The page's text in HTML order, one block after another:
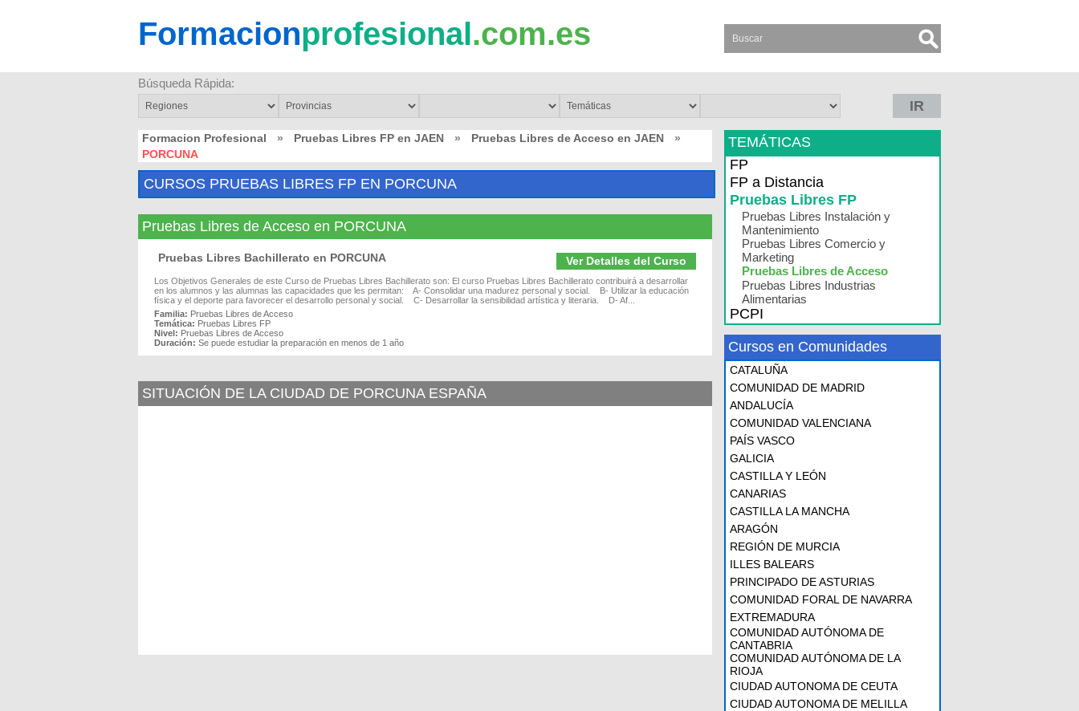
Formacionprofesional.com.es
Búsqueda Rápida:
IR
Formacion Profesional » Pruebas Libres FP en JAEN » Pruebas Libres de Acceso en JAEN
»
PORCUNA
CURSOS PRUEBAS LIBRES FP EN PORCUNA
Pruebas Libres de Acceso en PORCUNA
Ver Detalles del Curso
Pruebas Libres Bachillerato en PORCUNA
Los Objetivos Generales de este Curso de Pruebas Libres Bachillerato son: El curso Pruebas Libres Bachillerato contribuirá a desarrollar
en los alumnos y las alumnas las capacidades que les permitan: A- Consolidar una madurez personal y social. B- Utilizar la educación
física y el deporte para favorecer el desarrollo personal y social. C- Desarrollar la sensibilidad artística y literaria. D- Af...
Familia: Pruebas Libres de Acceso
Temática: Pruebas Libres FP
Nivel: Pruebas Libres de Acceso
Duración: Se puede estudiar la preparación en menos de 1 año
SITUACIÓN DE LA CIUDAD DE PORCUNA ESPAÑA
TEMÁTICAS
FP
FP a Distancia
Pruebas Libres FP
Pruebas Libres Instalación y
Mantenimiento
Pruebas Libres Comercio y
Marketing
Pruebas Libres de Acceso
Pruebas Libres Industrias
Alimentarias
PCPI
Cursos en Comunidades
CATALUÑA
COMUNIDAD DE MADRID
ANDALUCÍA
COMUNIDAD VALENCIANA
PAÍS VASCO
GALICIA
CASTILLA Y LEÓN
CANARIAS
CASTILLA LA MANCHA
ARAGÓN
REGIÓN DE MURCIA
ILLES BALEARS
PRINCIPADO DE ASTURIAS
COMUNIDAD FORAL DE NAVARRA
EXTREMADURA
COMUNIDAD AUTÓNOMA DE
CANTABRIA
COMUNIDAD AUTÓNOMA DE LA
RIOJA
CIUDAD AUTONOMA DE CEUTA
CIUDAD AUTONOMA DE MELILLA